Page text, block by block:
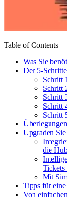
Table of Contents
Was Sie
Der 5-
Schritt
Schritt
Schritt
Schritt
Schritt
Upgraden
die
Tickets
Mit
Tipps für
Von